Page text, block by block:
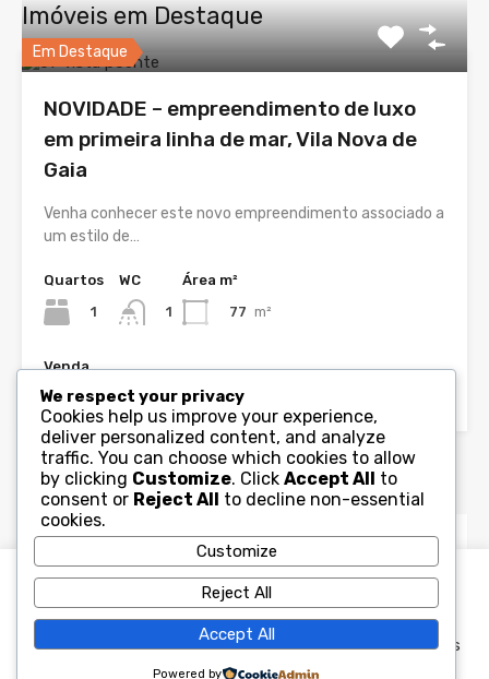
Imóveis em Destaque
Em Destaque
NOVIDADE – empreendimento de luxo
em primeira linha de mar, Vila Nova de
Gaia
Venha conhecer este novo empreendimento associado a
um estilo de…
Quartos
1
WC
1
Área m²
77 m²
Venda
Desde 280,890€
Agentes
WinKey
geral@winkey.pt
Usamos cookies no nosso site para melhorar a experiência
de navegação e conteúdo mais relevante, lembrando as
suas preferências e visitas frequentes. Ao clicar em
“Aceitar e Fechar”, concorda com a utilização de TODOS os
We respect your privacy
Cookies help us improve your experience,
deliver personalized content, and analyze
traffic. You can choose which cookies to allow
by clicking Customize. Click Accept All to
consent or Reject All to decline non-essential
cookies.
Customize
Reject All
Accept All
Powered by